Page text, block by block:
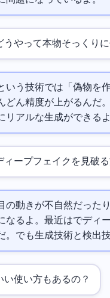
うやって本物そっくり
いう技術では「偽物を作
どん精度が上がるんだ
リアルな生成ができる
ィープフェイクを見破
の動きが不自然だった
なるよ。最近はAIでデ
。でも生成技術と検出
い使い方もあるの？